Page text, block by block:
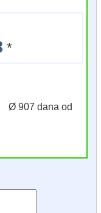
*
Ø 907 dana od